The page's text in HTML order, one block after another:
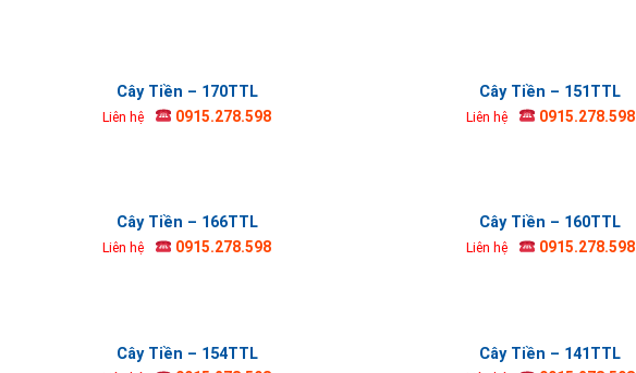
Cây Tiền – 170TTL
Liên hệ 0915.278.598
Cây Tiền – 151TTL
Liên hệ 0915.278.598
Cây Tiền – 166TTL
Liên hệ 0915.278.598
Cây Tiền – 160TTL
Liên hệ 0915.278.598
Cây Tiền – 154TTL Cây Tiền – 141TTL